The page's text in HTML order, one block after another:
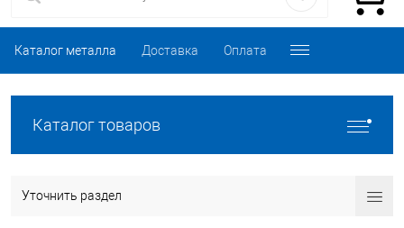
Каталог металла Доставка Оплата
Каталог товаров
Уточнить раздел